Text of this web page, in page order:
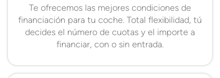
Te ofrecemos las mejores condiciones de
financiación para tu coche. Total flexibilidad, tú
decides el número de cuotas y el importe a
financiar, con o sin entrada.